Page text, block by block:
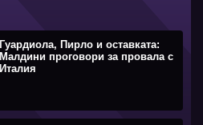
Гуардиола, Пирло и оставката:
Малдини проговори за провала с
Италия